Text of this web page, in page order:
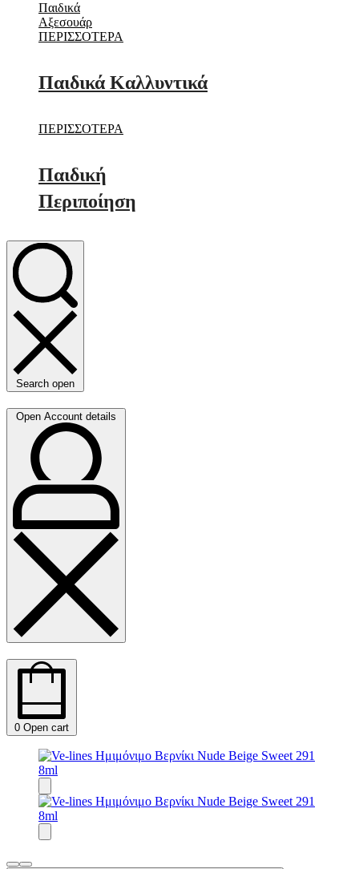
Παιδικά
Αξεσουάρ
ΠΕΡΙΣΣΟΤΕΡΑ
Παιδικά Καλλυντικά
ΠΕΡΙΣΣΟΤΕΡΑ
Παιδική
Περιποίηση
Search open
Open Account details
0 Open cart